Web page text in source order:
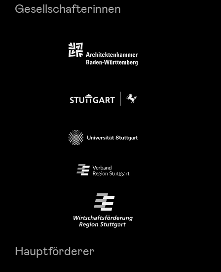
Gesellschafterinnen
Hauptförderer